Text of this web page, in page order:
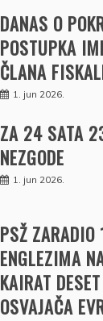
DANAS O
POSTUPKA
ČLANA
1. jun 2026.
ZA 24 SATA
NEZGODE
1. jun 2026.
PSŽ
ENGLEZIMA
KAIRAT
OSVAJAČA